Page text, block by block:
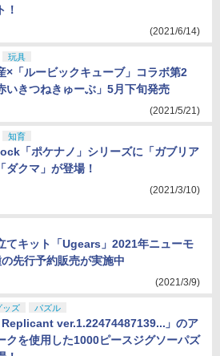
！
(2021/6/14)
玩具
×「ルービックキューブ」コラボ第2
いきつねきゅーぶ」5月下旬発売
(2021/5/21)
知育
「ポケナノ」シリーズに「ガブリア
ダクマ」が登場！
(2021/3/10)
てキット「Ugears」2021年ニューモ
先行予約販売が実施中
(2021/3/9)
ッズ パズル
Replicant ver.1.22474487139...」のア
クを使用した1000ピースジグソーパズ